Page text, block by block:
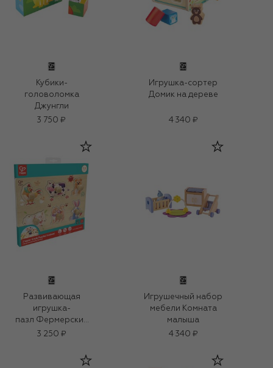
Кубики-
головоломка
Джунгли
3 750 ₽
Игрушка-сортер
Домик на дереве
4 340 ₽
Развивающая
игрушка-
пазл Фермерский
дворик
3 250 ₽
Игрушечный набор
мебели Комната
малыша
4 340 ₽